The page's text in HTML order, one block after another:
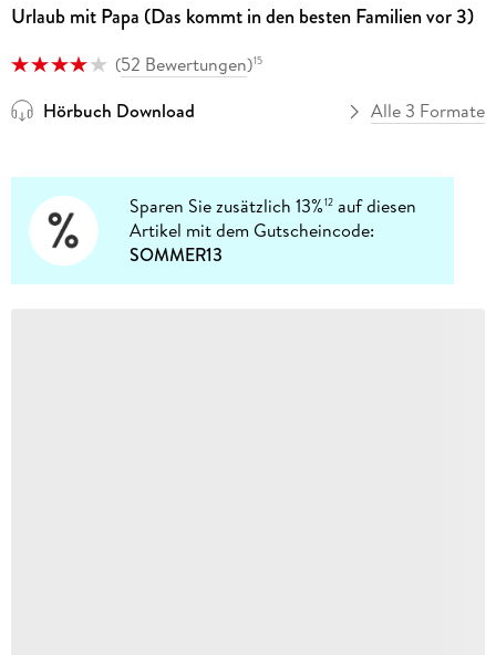
Urlaub mit Papa (Das kommt in den besten Familien vor 3)
(52 Bewertungen)15
Hörbuch Download Alle 3 Formate
Sparen Sie zusätzlich 13%12 auf diesen
Artikel mit dem Gutscheincode:
SOMMER13